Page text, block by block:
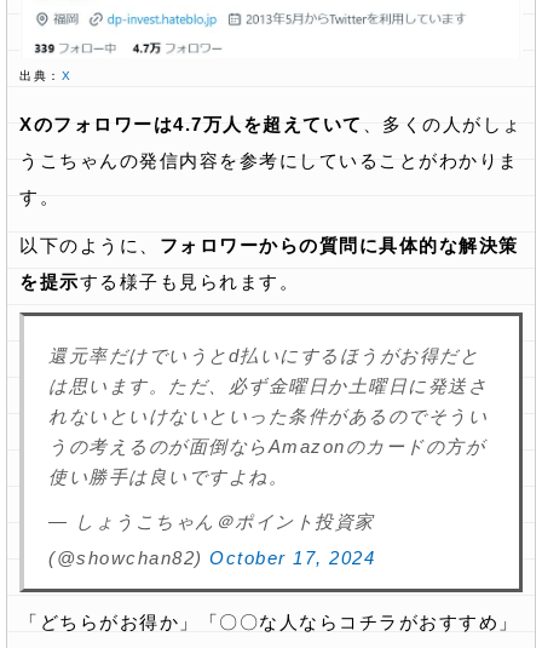
出典： X
Xのフォロワーは4.7万人を超えていて
、多くの人がしょ
うこちゃんの発信内容を参考にしていることがわかりま
す。
以下のように、 フォロワーからの質問に具体的な解決策
を提示する様子も見られます。
還元率だけでいうとd払いにするほうがお得だと
は思います。ただ、必ず金曜日か土曜日に発送さ
れないといけないといった条件があるのでそうい
うの考えるのが面倒ならAmazonのカードの方が
使い勝手は良いですよね。
— しょうこちゃん＠ポイント投資家
(@showchan82) October 17, 2024
「どちらがお得か」「〇〇な人ならコチラがおすすめ」